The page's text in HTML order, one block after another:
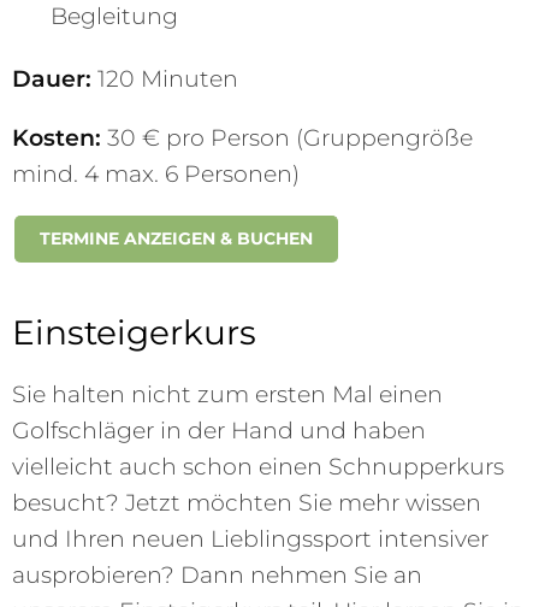
Begleitung
Dauer: 120 Minuten
Kosten: 30 € pro Person (Gruppengröße
mind. 4 max. 6 Personen)
TERMINE ANZEIGEN & BUCHEN
Einsteigerkurs
Sie halten nicht zum ersten Mal einen
Golfschläger in der Hand und haben
vielleicht auch schon einen Schnupperkurs
besucht? Jetzt möchten Sie mehr wissen
und Ihren neuen Lieblingssport intensiver
ausprobieren? Dann nehmen Sie an